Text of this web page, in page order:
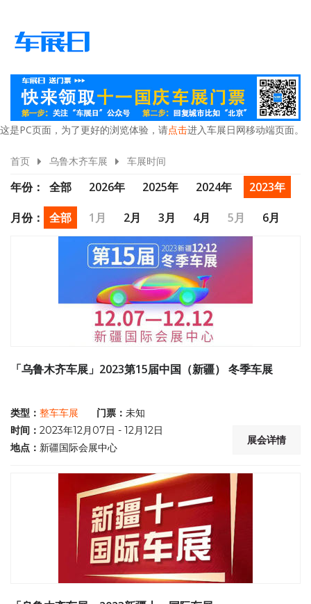
这是PC页面，为了更好的浏览体验，请点击进入车展日网移动端页面。
首页 乌鲁木齐车展 车展时间
年份： 全部 2026年 2025年 2024年
2023年
2022年
2021年 2020年
月份： 全部 1月 2月 3月 4月 5月
6月
9月 10月 11月 12月
「乌鲁木齐车展」2023第15届中国（新疆） 冬季车展
类型： 整车车展 门票： 未知
时间： 2023年12月07日 - 12月12日
地点： 新疆国际会展中心
展会详情